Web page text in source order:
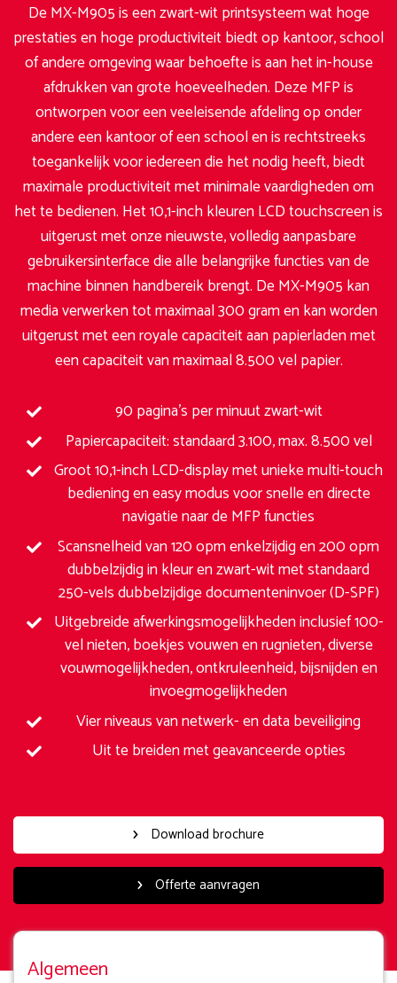
De MX-M905 is een zwart-wit printsysteem wat hoge
prestaties en hoge productiviteit biedt op kantoor, school
of andere omgeving waar behoefte is aan het in-house
afdrukken van grote hoeveelheden. Deze MFP is
ontworpen voor een veeleisende afdeling op onder
andere een kantoor of een school en is rechtstreeks
toegankelijk voor iedereen die het nodig heeft, biedt
maximale productiviteit met minimale vaardigheden om
het te bedienen. Het 10,1-inch kleuren LCD touchscreen is
uitgerust met onze nieuwste, volledig aanpasbare
gebruikersinterface die alle belangrijke functies van de
machine binnen handbereik brengt. De MX-M905 kan
media verwerken tot maximaal 300 gram en kan worden
uitgerust met een royale capaciteit aan papierladen met
een capaciteit van maximaal 8.500 vel papier.
90 pagina’s per minuut zwart-wit
Papiercapaciteit: standaard 3.100, max. 8.500 vel
Groot 10,1-inch LCD-display met unieke multi-touch
bediening en easy modus voor snelle en directe
navigatie naar de MFP functies
Scansnelheid van 120 opm enkelzijdig en 200 opm
dubbelzijdig in kleur en zwart-wit met standaard
250-vels dubbelzijdige documenteninvoer (D-SPF)
Uitgebreide afwerkingsmogelijkheden inclusief 100-
vel nieten, boekjes vouwen en rugnieten, diverse
vouwmogelijkheden, ontkruleenheid, bijsnijden en
invoegmogelijkheden
Vier niveaus van netwerk- en data beveiliging
Uit te breiden met geavanceerde opties
Download brochure
Offerte aanvragen
Algemeen